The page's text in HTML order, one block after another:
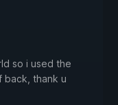
so i used the
back, thank u